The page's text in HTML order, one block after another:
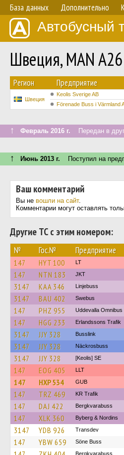
База данных Дополнительно
Автобусный
Швеция, MAN
Регион Предприятие
Швеция
Keolis Sverige AB
Förenade Buss i Värmland
↑ Февраль 2016 г. Передан в
↑ Июнь 2013 г. Поступил на
Ваш комментарий
Вы не вошли на сайт.
Комментарии могут оставлять
Другие ТС с этим номером:
№ Гос.№ Предприятие
147 HYT 100 LT
147 NTN 183 JKT
3147 KAA 346 Linjebuss
3147 BAU 402 Swebus
147 PHZ 955 Uddevalla Omnibus
147 HGG 233 Erlandssons Trafik
3147 JJY 328 Busslink
3147 JJY 328 Näckrosbuss
3147 JJY 328 [Keolis] SE
147 EOG 405 LLT
147 HXP 534 GUB
147 TRZ 469 KR Trafik
147 DAJ 422 Bergkvarabuss
147 XLK 360 Byberg & Nordins
3147 YDB 926 Transdev
147 YBW 659 Söne Buss
Bergkvarabuss